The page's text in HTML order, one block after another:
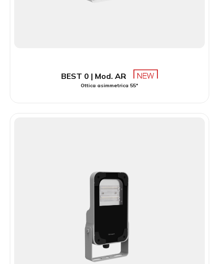
BEST 0 | Mod. AR
Ottica asimmetrica 55°